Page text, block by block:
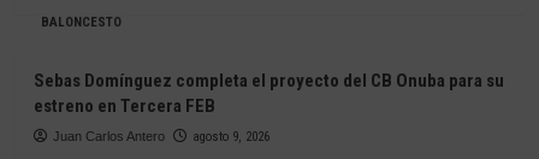
BALONCESTO
Sebas Domínguez completa el proyecto del CB Onuba para su
estreno en Tercera FEB
Juan Carlos Antero agosto 9, 2026